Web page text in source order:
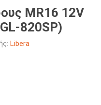
MR16 12V
820SP)
Libera